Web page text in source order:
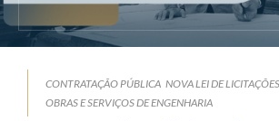
CONTRATAÇÃO PÚBLICA NOVA LEI DE LICITAÇÕES
OBRAS E SERVIÇOS DE ENGENHARIA